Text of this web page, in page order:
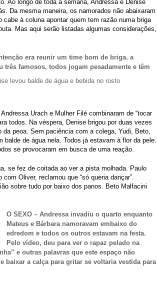
Ao longo de toda a semana, Andressa e Denise
Da mesma maneira, os namorados não abaixaram
à coluna apontar quem tem razão numa briga
Mas aqui serão listadas algumas considerações,
era reunir um time bom de briga, a
famosos, todos jogam pesadamente e têm
Urach e Mulher Filé combinaram de “tocar
todos. Na véspera, Denise brigou por duas vezes
peoa. Sem paciência com a colega, Yudi, Beto,
balde de água nela. Todos já estavam à flor da pele.
se provocaram em busca de uma reação.
se fez de coitada ao ver a pista molhada. Paulo
Oliver, reclamou que “só queria dançar”.
sobre tudo por baixo dos panos. Beto Malfacini
O SEXO – Andressa invadiu o quarto enquanto
Mateus e Bárbara namoravam embaixo do
edredom e todos os outros estavam na festa.
Pelo vídeo, deu para ver o rapaz pelado na
e outras palavras que este espaço não
baixar a calça para gritar se voltaria vestida para